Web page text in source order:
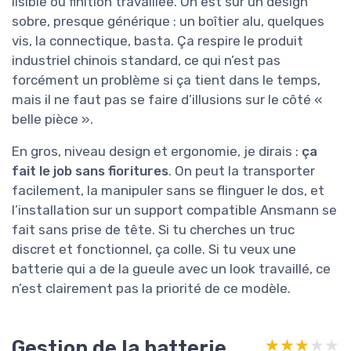
sobre, presque générique : un boîtier alu, quelques
vis, la connectique, basta. Ça respire le produit
industriel chinois standard, ce qui n’est pas
forcément un problème si ça tient dans le temps,
mais il ne faut pas se faire d’illusions sur le côté «
belle pièce ».
En gros, niveau design et ergonomie, je dirais : ça
fait le job sans fioritures. On peut la transporter
facilement, la manipuler sans se flinguer le dos, et
l’installation sur un support compatible Ansmann se
fait sans prise de tête. Si tu cherches un truc
discret et fonctionnel, ça colle. Si tu veux une
batterie qui a de la gueule avec un look travaillé, ce
n’est clairement pas la priorité de ce modèle.
★★★★★
★★★★★